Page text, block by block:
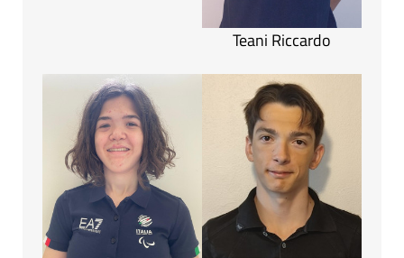
Teani Riccardo